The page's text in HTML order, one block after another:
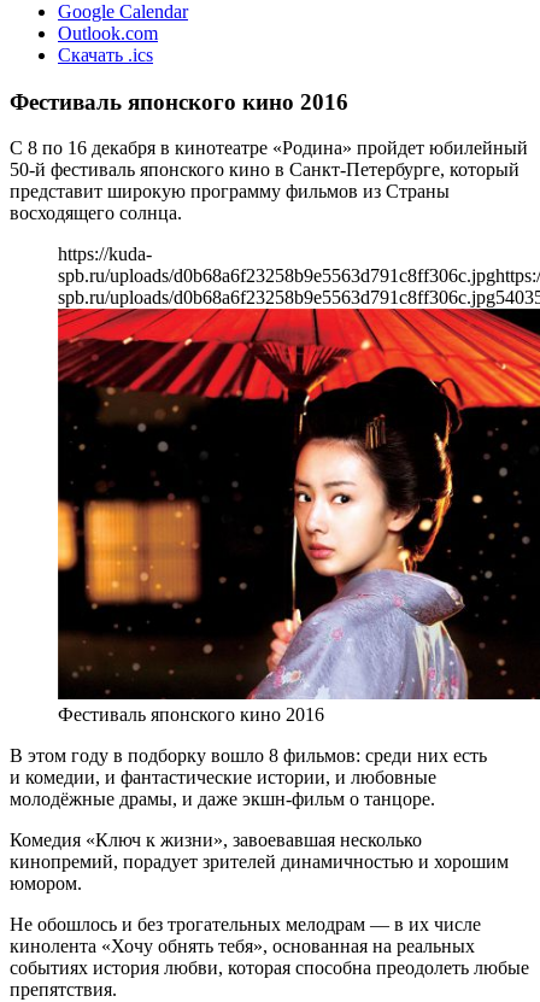
Google Calendar
Outlook.com
Скачать .ics
Фестиваль японского кино 2016
С 8 по 16 декабря в кинотеатре «Родина» пройдет юбилейный
50-й фестиваль японского кино в Санкт-Петербурге, который
представит широкую программу фильмов из Страны
восходящего солнца.
https://kuda-
spb.ru/uploads/d0b68a6f23258b9e5563d791c8ff306c.jpg
spb.ru/uploads/d0b68a6f23258b9e5563d791c8ff306c.jpg540
Фестиваль японского кино 2016
В этом году в подборку вошло 8 фильмов: среди них есть
и комедии, и фантастические истории, и любовные
молодёжные драмы, и даже экшн-фильм о танцоре.
Комедия «Ключ к жизни», завоевавшая несколько
кинопремий, порадует зрителей динамичностью и хорошим
юмором.
Не обошлось и без трогательных мелодрам — в их числе
кинолента «Хочу обнять тебя», основанная на реальных
событиях история любви, которая способна преодолеть любые
препятствия.